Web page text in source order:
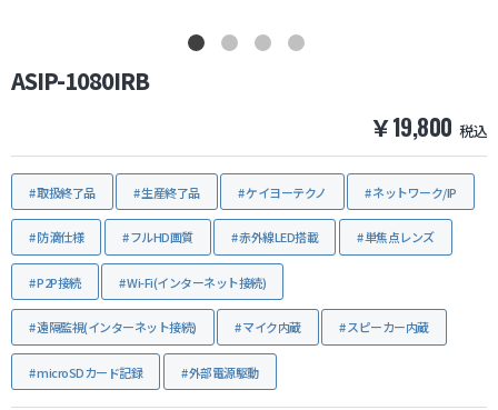
ASIP-1080IRB
￥19,800 税込
取扱終了品 生産終了品 ケイヨーテクノ ネットワーク/IP
防滴仕様 フルHD画質 赤外線LED搭載 単焦点レンズ
P2P接続 Wi-Fi(インターネット接続)
遠隔監視(インターネット接続) マイク内蔵 スピーカー内蔵
microSDカード記録 外部電源駆動
カートを見る
新規会員登録
お気に入り
ログイン